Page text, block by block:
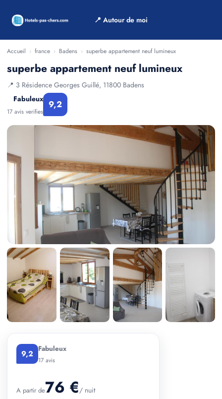
📍 Autour de moi
Accueil › france › Badens › superbe appartement neuf lumineux
superbe appartement neuf lumineux
📍 3 Résidence Georges Guillé, 11800 Badens
Fabuleux
17 avis verifies
9,2
9,2 Fabuleux
17 avis
A partir de76 €/ nuit